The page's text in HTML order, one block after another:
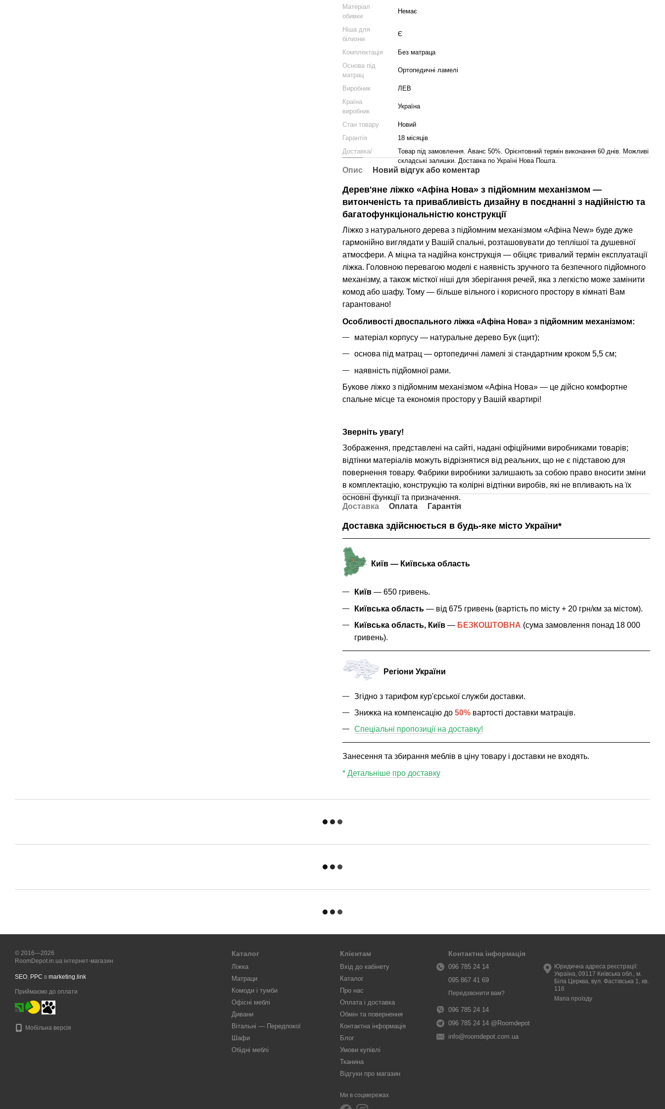
Матеріал
обивки
Немає
Ніша для
білизни
Є
Комплектація
Без матраца
Основа під
матрац
Ортопедичні ламелі
Виробник
ЛЕВ
Країна
виробник
Україна
Стан товару
Новий
Гарантія
18 місяців
Доставка/
Товар під замовлення. Аванс 50%. Орієнтовний термін виконання 60 днів. Можливі
складські залишки. Доставка по Україні Нова Пошта.
Опис Новий відгук або коментар
Дерев'яне ліжко «Афіна Нова» з підйомним механізмом —
витонченість та привабливість дизайну в поєднанні з надійністю та
багатофункціональністю конструкції
Ліжко з натурального дерева з підйомним механізмом «Афіна New» буде дуже
гармонійно виглядати у Вашій спальні, розташовувати до теплішої та душевної
атмосфери. А міцна та надійна конструкція — обіцяє тривалий термін експлуатації
ліжка. Головною перевагою моделі є наявність зручного та безпечного підйомного
механізму, а також місткої ніші для зберігання речей, яка з легкістю може замінити
комод або шафу. Тому — більше вільного і корисного простору в кімнаті Вам
гарантовано!
Особливості двоспального ліжка «Афіна Нова» з підйомним механізмом:
матеріал корпусу — натуральне дерево Бук (щит);
основа під матрац — ортопедичні ламелі зі стандартним кроком 5,5 см;
наявність підйомної рами.
Букове ліжко з підйомним механізмом «Афіна Нова» — це дійсно комфортне
спальне місце та економія простору у Вашій квартирі!
Зверніть увагу!
Зображення, представлені на сайті, надані офіційними виробниками товарів;
відтінки матеріалів можуть відрізнятися від реальних, що не є підставою для
повернення товару. Фабрики виробники залишають за собою право вносити зміни
в комплектацію, конструкцію та колірні відтінки виробів, які не впливають на їх
основні функції та призначення.
Доставка
Оплата Гарантія
Доставка здійснюється в будь-яке місто України*
Київ — Київська область
Київ — 650 гривень.
Київська область — від 675 гривень (вартість по місту + 20 грн/км за містом).
Київська область, Київ — БЕЗКОШТОВНА (сума замовлення понад 18 000
гривень).
Регіони України
Згідно з тарифом кур'єрської служби доставки.
Знижка на компенсацію до 50% вартості доставки матраців.
Спеціальні пропозиції на доставку!
Занесення та збирання меблів в ціну товару і доставки не входять.
* Детальніше про доставку
© 2016—2026
RoomDepot.in.ua інтернет-магазин
SEO, PPC в marketing.link
Приймаємо до оплати
Мобільна версія
Каталог
Ліжка
Матраци
Комоди і тумби
Офісні меблі
Дивани
Вітальні — Передпокої
Шафи
Обідні меблі
Клієнтам
Вхід до кабінету
Каталог
Про нас
Оплата і доставка
Обмін та повернення
Контактна інформація
Блог
Умови купівлі
Тканина
Відгуки про магазин
Ми в соцмережах
Контактна інформація
096 785 24 14
095 867 41 69
Передзвонити вам?
096 785 24 14
096 785 24 14 @Roomdepot
info@roomdepot.com.ua
Юридична адреса реєстрації:
Україна, 09117 Київська обл., м.
Біла Церква, вул. Фастівська 1, кв.
116
Мапа проїзду